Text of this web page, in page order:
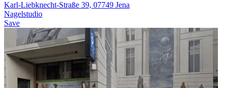
Karl-Liebknecht-Straße 39, 07749 Jena
Nagelstudio
Save